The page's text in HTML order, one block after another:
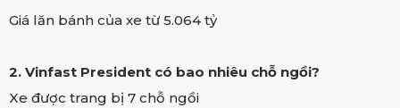
Giá lăn bánh của xe từ 5.064 tỷ
2. Vinfast President có bao nhiêu chỗ ngồi?
Xe được trang bị 7 chỗ ngồi